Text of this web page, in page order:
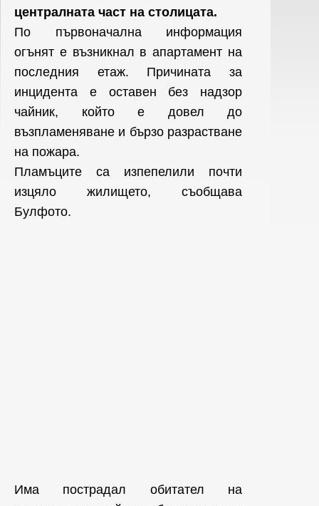
централната част на столицата.
По първоначална информация
огънят е възникнал в апартамент на
последния етаж. Причината за
инцидента е оставен без надзор
чайник, който е довел до
възпламеняване и бързо разрастване
на пожара.
Пламъците са изпепелили почти
изцяло жилището, съобщава
Булфото.
Има пострадал обитател на